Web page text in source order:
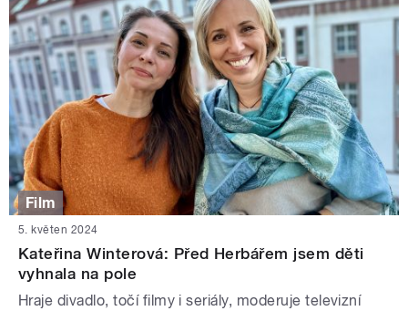
Film
5. květen 2024
Kateřina Winterová: Před Herbářem jsem děti
vyhnala na pole
Hraje divadlo, točí filmy i seriály, moderuje televizní